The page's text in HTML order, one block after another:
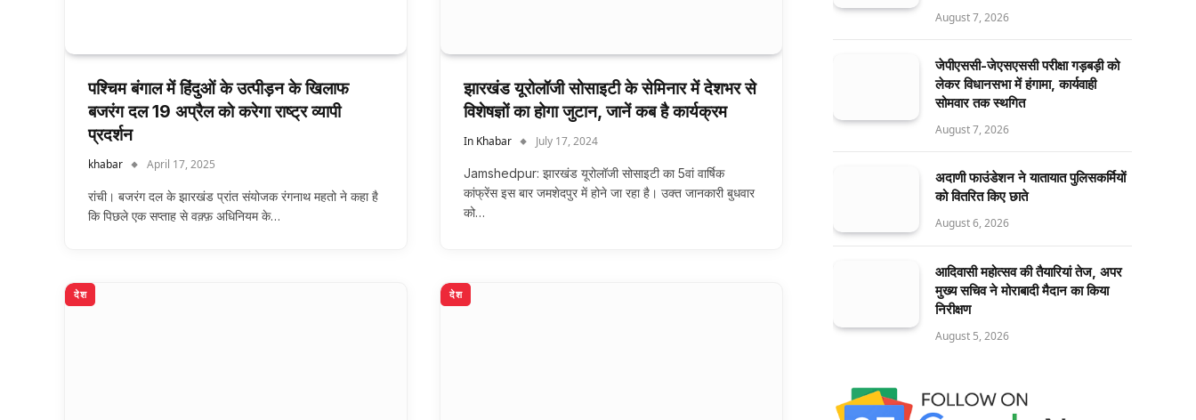
पश्चिम बंगाल में हिंदुओं के उत्पीड़न के खिलाफ
बजरंग दल 19 अप्रैल काे करेगा राष्ट्र व्यापी
प्रदर्शन
khabar April 17, 2025
रांची। बजरंग दल के झारखंड प्रांत संयोजक रंगनाथ महतो ने कहा है
कि पिछले एक सप्ताह से वक़्फ़ अधिनियम के…
झारखंड यूरोलॉजी सोसाइटी के सेमिनार में देशभर से
विशेषज्ञों का होगा जुटान, जानें कब है कार्यक्रम
In Khabar July 17, 2024
Jamshedpur: झारखंड यूरोलॉजी सोसाइटी का 5वां वार्षिक
कांफ्रेंस इस बार जमशेदपुर में होने जा रहा है। उक्त जानकारी बुधवार
को…
देश देश
August 7, 2026
जेपीएससी-जेएसएससी परीक्षा गड़बड़ी को
लेकर विधानसभा में हंगामा, कार्यवाही
सोमवार तक स्थगित
August 7, 2026
अदाणी फाउंडेशन ने यातायात पुलिसकर्मियों
को वितरित किए छाते
August 6, 2026
आदिवासी महोत्सव की तैयारियां तेज, अपर
मुख्य सचिव ने मोराबादी मैदान का किया
निरीक्षण
August 5, 2026